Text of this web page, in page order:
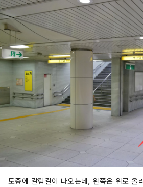
도중에 갈림길이 나오는데, 왼쪽은 위로 올